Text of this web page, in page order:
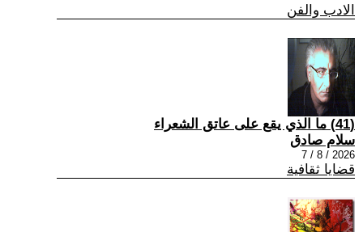
الادب والفن
(41) ما الذي يقع على عاتق الشعراء
سلام صادق
2026 / 8 / 7
قضايا ثقافية